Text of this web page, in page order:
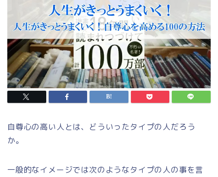
自尊心の高い人とは、どういったタイプの人だろう
か。
一般的なイメージでは次のようなタイプの人の事を言